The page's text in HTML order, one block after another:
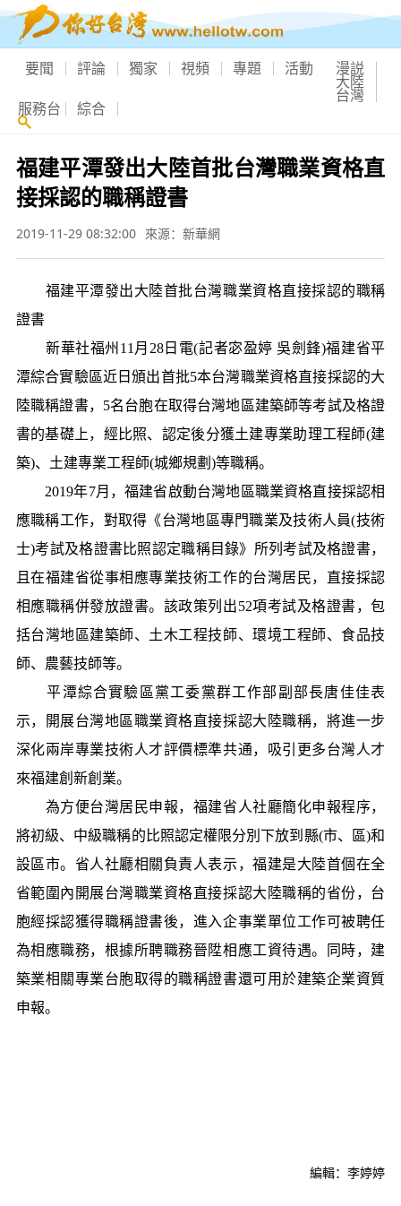
要聞 評論 獨家 視頻 專題 活動 漫説
大陸
台灣
服務台 綜合
福建平潭發出大陸首批台灣職業資格直
接採認的職稱證書
2019-11-29 08:32:00 來源：新華網
福建平潭發出大陸首批台灣職業資格直接採認的職稱
證書
新華社福州11月28日電(記者宓盈婷 吳劍鋒)福建省平
潭綜合實驗區近日頒出首批5本台灣職業資格直接採認的大
陸職稱證書，5名台胞在取得台灣地區建築師等考試及格證
書的基礎上，經比照、認定後分獲土建專業助理工程師(建
築)、土建專業工程師(城鄉規劃)等職稱。
2019年7月，福建省啟動台灣地區職業資格直接採認相
應職稱工作，對取得《台灣地區專門職業及技術人員(技術
士)考試及格證書比照認定職稱目錄》所列考試及格證書，
且在福建省從事相應專業技術工作的台灣居民，直接採認
相應職稱併發放證書。該政策列出52項考試及格證書，包
括台灣地區建築師、土木工程技師、環境工程師、食品技
師、農藝技師等。
平潭綜合實驗區黨工委黨群工作部副部長唐佳佳表
示，開展台灣地區職業資格直接採認大陸職稱，將進一步
深化兩岸專業技術人才評價標準共通，吸引更多台灣人才
來福建創新創業。
為方便台灣居民申報，福建省人社廳簡化申報程序，
將初級、中級職稱的比照認定權限分別下放到縣(市、區)和
設區市。省人社廳相關負責人表示，福建是大陸首個在全
省範圍內開展台灣職業資格直接採認大陸職稱的省份，台
胞經採認獲得職稱證書後，進入企事業單位工作可被聘任
為相應職務，根據所聘職務晉陞相應工資待遇。同時，建
築業相關專業台胞取得的職稱證書還可用於建築企業資質
申報。
編輯：李婷婷